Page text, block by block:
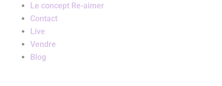
Le concept Re-aimer
Contact
Live
Vendre
Blog